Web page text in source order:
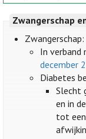
Zwangerschap
Zwangerschap:
In verband
december
Diabetes
Slecht
en in
tot